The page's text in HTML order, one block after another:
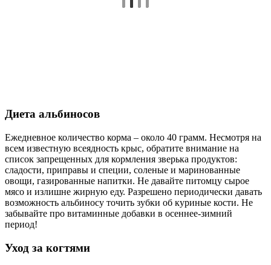
Диета альбиносов
Ежедневное количество корма – около 40 грамм. Несмотря на
всем известную всеядность крыс, обратите внимание на
список запрещенных для кормления зверька продуктов:
сладости, приправы и специи, соленые и маринованные
овощи, газированные напитки. Не давайте питомцу сырое
мясо и излишне жирную еду. Разрешено периодически давать
возможность альбиносу точить зубки об куриные кости. Не
забывайте про витаминные добавки в осеннее-зимний
период!
Уход за когтями